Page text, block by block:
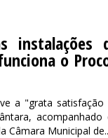
instalações
o
a "grata satisfação
acompanhado
Câmara Municipal